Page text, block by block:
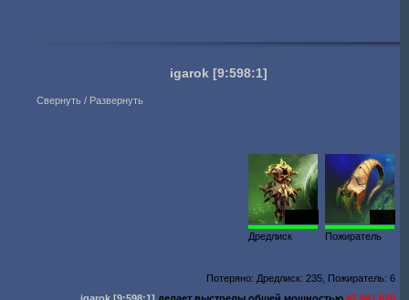
igarok [9:598:1]
Свернуть / Развернуть
Дредлиск
Пожиратель
Потеряно: Дредлиск: 235, Пожиратель: 6